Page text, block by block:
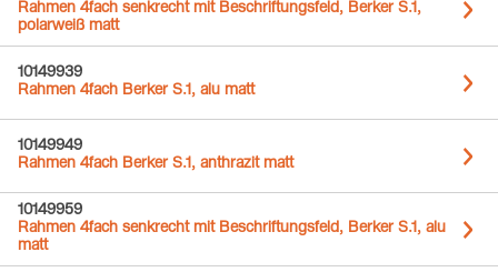
Rahmen 4fach senkrecht mit Beschriftungsfeld, Berker S.1,
polarweiß matt
10149939
Rahmen 4fach Berker S.1, alu matt
10149949
Rahmen 4fach Berker S.1, anthrazit matt
10149959
Rahmen 4fach senkrecht mit Beschriftungsfeld, Berker S.1, alu
matt